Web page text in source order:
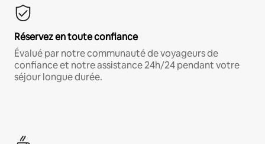
Réservez en toute confiance
Évalué par notre communauté de voyageurs de
confiance et notre assistance 24h/24 pendant votre
séjour longue durée.